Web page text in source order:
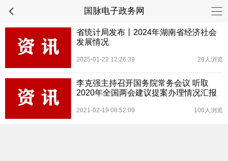
国脉电子政务网
省统计局发布丨2024年湖南省经济社会
发展情况
2025-01-22 12:26:39 29人浏览
李克强主持召开国务院常务会议 听取
2020年全国两会建议提案办理情况汇报
2021-02-19 08:52:09 106人浏览